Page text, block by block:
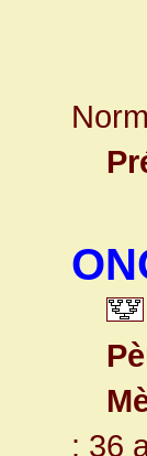
: 36